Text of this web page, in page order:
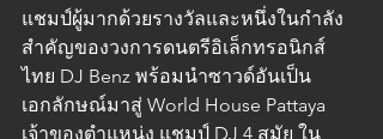
แชมป์ผู้มากด้วยรางวัลและหนึ่งในกำลัง
สำคัญของวงการดนตรีอิเล็กทรอนิกส์
ไทย DJ Benz พร้อมนำซาวด์อันเป็น
เอกลักษณ์มาสู่ World House Pattaya
เจ้าของตำแหน่ง แชมป์ DJ 4 สมัย ใน